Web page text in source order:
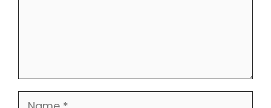
Name